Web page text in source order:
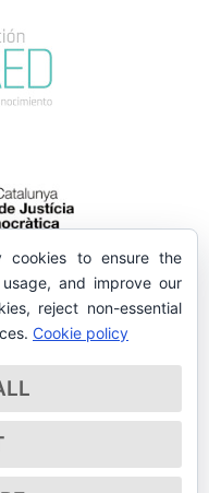
cookies to ensure the
and improve our
reject non-essential
Cookie policy